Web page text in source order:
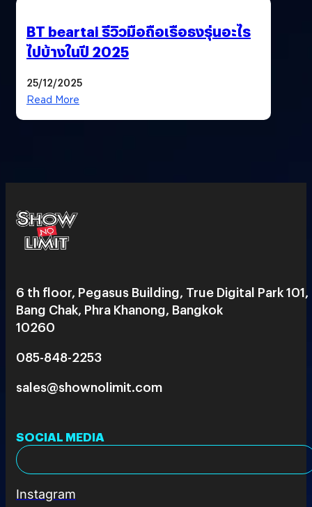
BT beartai รีวิวมือถือเรือธงรุ่นอะไร
ไปบ้างในปี 2025
25/12/2025
Read More
6 th floor, Pegasus Building, True Digital Park 101,
Bang Chak, Phra Khanong, Bangkok
10260
085-848-2253
sales@shownolimit.com
SOCIAL MEDIA
Instagram